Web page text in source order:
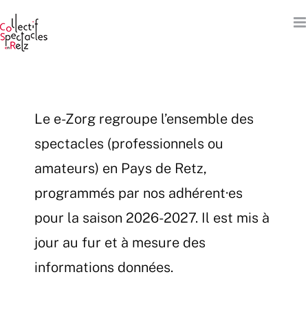
au
contenu
Le e-Zorg regroupe l’ensemble des
spectacles (professionnels ou
amateurs) en Pays de Retz,
programmés par nos adhérent·es
pour la saison 2026-2027. Il est mis à
jour au fur et à mesure des
informations données.